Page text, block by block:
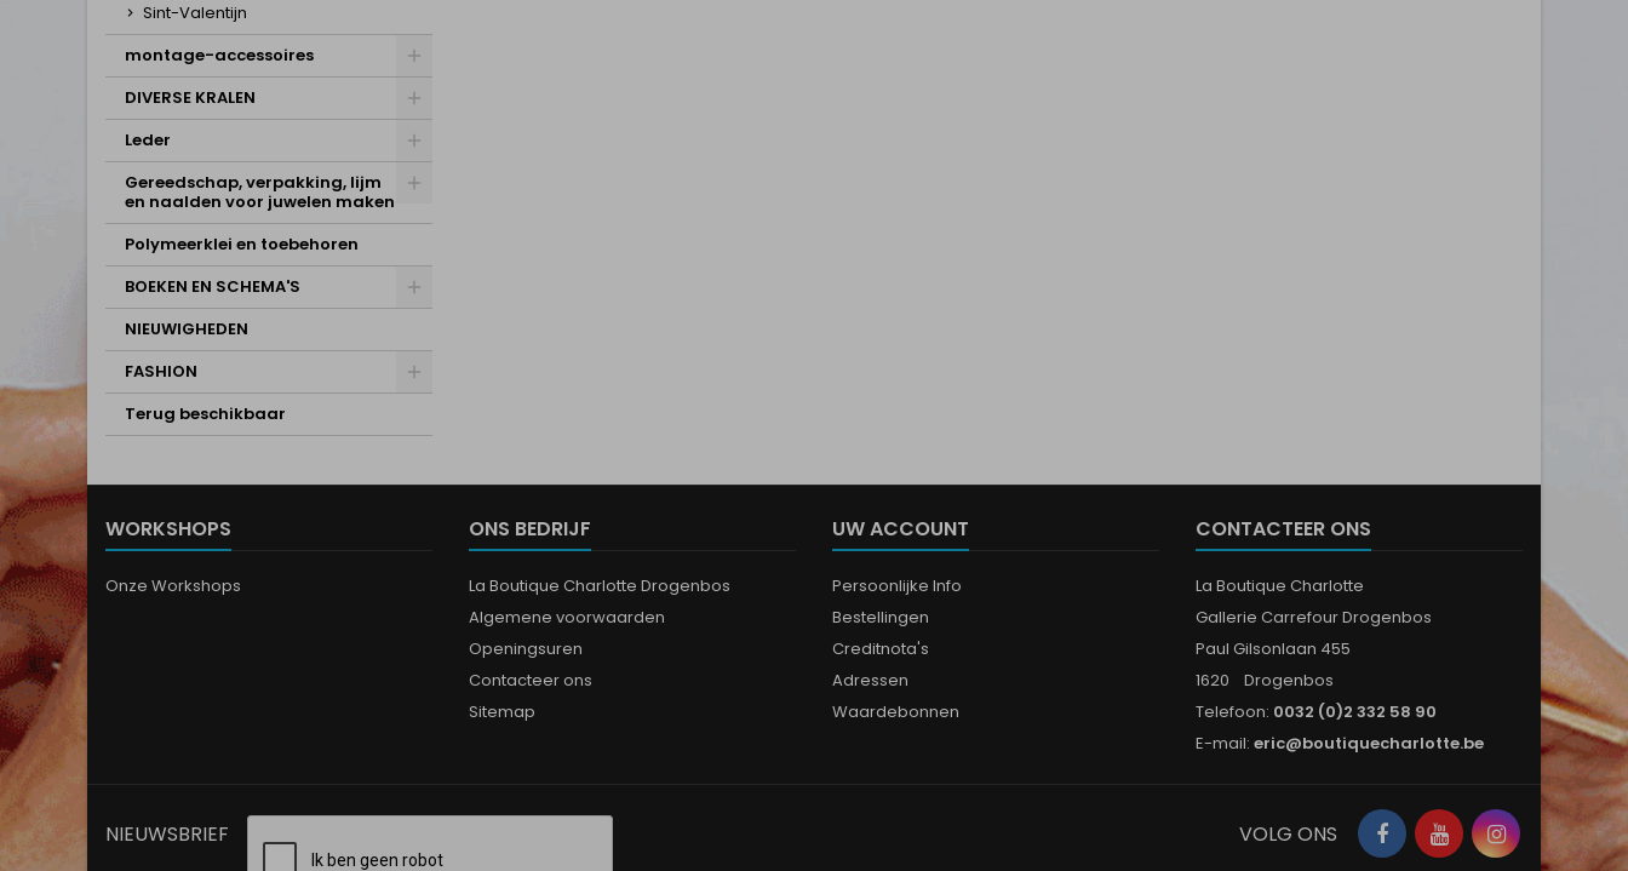
Sint-Valentijn
montage-accessoires
DIVERSE KRALEN
Leder
Gereedschap, verpakking, lijm
en naalden voor juwelen maken
Polymeerklei en toebehoren
BOEKEN EN SCHEMA'S
NIEUWIGHEDEN
FASHION
Terug beschikbaar
WORKSHOPS
Onze Workshops
ONS BEDRIJF
La Boutique Charlotte Drogenbos
Algemene voorwaarden
Openingsuren
Contacteer ons
Sitemap
UW ACCOUNT
Persoonlijke Info
Bestellingen
Creditnota's
Adressen
Waardebonnen
CONTACTEER ONS
La Boutique Charlotte
Gallerie Carrefour Drogenbos
Paul Gilsonlaan 455
1620 Drogenbos
Telefoon: 0032 (0)2 332 58 90
E-mail: eric@boutiquecharlotte.be
NIEUWSBRIEF Facebook
YouTubeInstagram
VOLG ONS